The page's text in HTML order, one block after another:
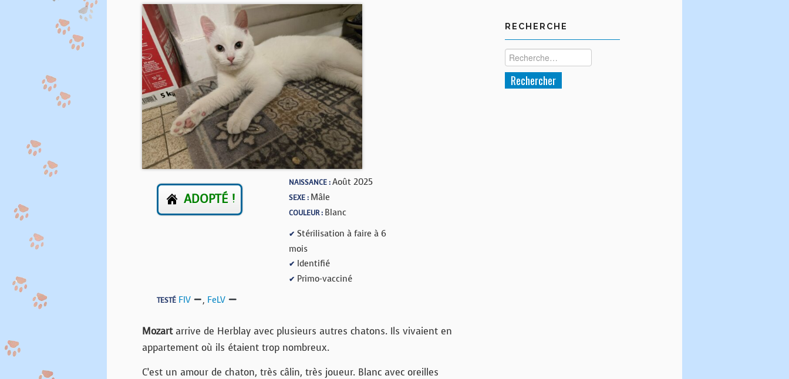
ADOPTÉ !
NAISSANCE :Août 2025
SEXE : Mâle
COULEUR : Blanc
✔ Stérilisation à faire à 6
mois
✔ Identifié
✔ Primo-vacciné
TESTÉ FIV , FeLV
Mozartarrive de Herblay avec plusieurs autres chatons. Ils vivaient en
appartement où ils étaient trop nombreux.
C’est un amour de chaton, très câlin, très joueur. Blanc avec oreilles
RECHERCHE